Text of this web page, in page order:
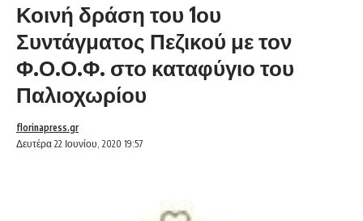
Κοινή δράση του 1ου
Συντάγματος Πεζικού με τον
Φ.Ο.Ο.Φ. στο καταφύγιο του
Παλιοχωρίου
Δευτέρα 22 Ιουνίου, 2020 19:57
florinapress.gr